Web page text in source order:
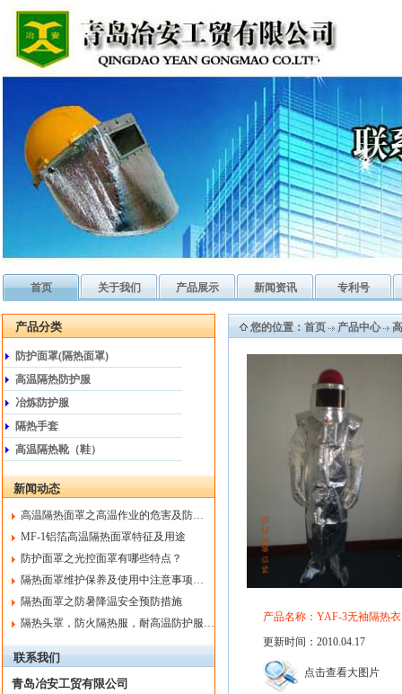
首页 关于我们 产品展示 新闻资讯 专利号
产品分类
防护面罩(隔热面罩)
高温隔热防护服
冶炼防护服
隔热手套
高温隔热靴（鞋）
新闻动态
高温隔热面罩之高温作业的危害及防…
MF-1铝箔高温隔热面罩特征及用途
防护面罩之光控面罩有哪些特点？
隔热面罩维护保养及使用中注意事项…
隔热面罩之防暑降温安全预防措施
隔热头罩，防火隔热服，耐高温防护服…
联系我们
青岛冶安工贸有限公司
您的位置： 首页 产品中心
产品名称：YAF-3无袖隔热衣
更新时间：2010.04.17
点击查看大图片